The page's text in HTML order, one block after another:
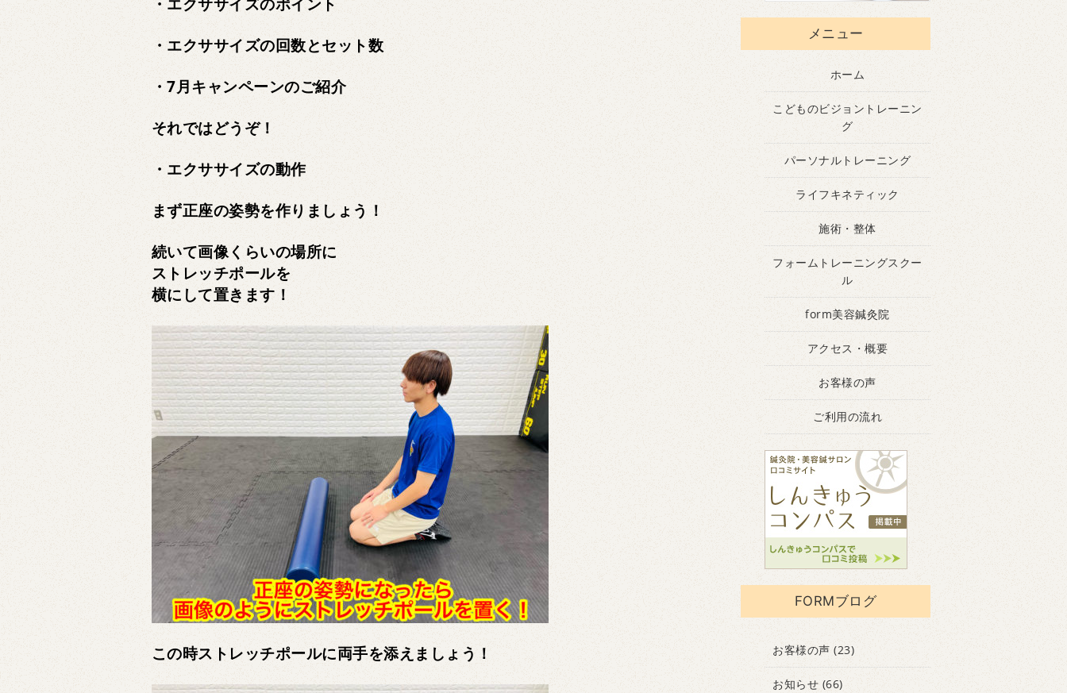
・エクササイズの回数とセット数
・7月キャンペーンのご紹介
それではどうぞ！
・エクササイズの動作
まず正座の姿勢を作りましょう！
続いて画像くらいの場所に
ストレッチポールを
横にして置きます！
この時ストレッチポールに両手を添えましょう！
メニュー
ホーム
こどものビジョントレーニン
グ
パーソナルトレーニング
ライフキネティック
施術・整体
フォームトレーニングスクー
ル
form美容鍼灸院
アクセス・概要
お客様の声
ご利用の流れ
FORMブログ
お客様の声 (23)
お知らせ (66)